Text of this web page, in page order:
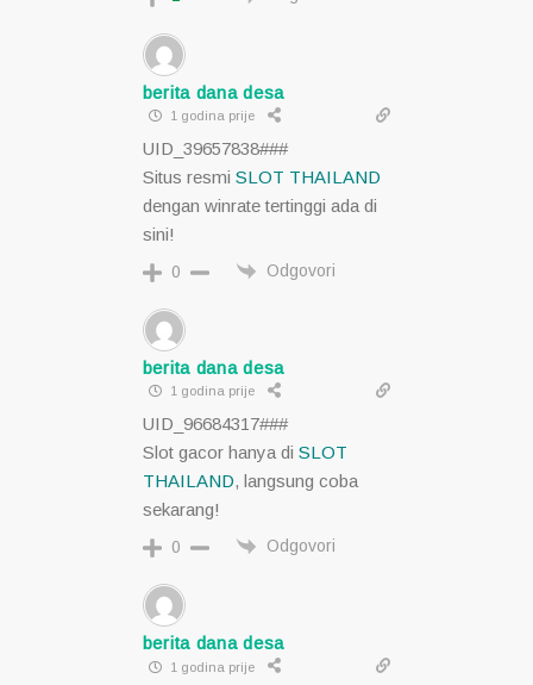
berita dana desa
1 godina prije
UID_39657838###
Situs resmi SLOT THAILAND
dengan winrate tertinggi ada di
sini!
0 Odgovori
berita dana desa
1 godina prije
UID_96684317###
Slot gacor hanya di SLOT
THAILAND, langsung coba
sekarang!
0 Odgovori
berita dana desa
1 godina prije